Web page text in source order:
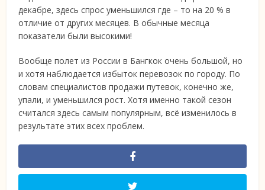
декабре, здесь спрос уменьшился где – то на 20 % в
отличие от других месяцев. В обычные месяца
показатели были высокими!
Вообще полет из России в Бангкок очень большой, но
и хотя наблюдается избыток перевозок по городу. По
словам специалистов продажи путевок, конечно же,
упали, и уменьшился рост. Хотя именно такой сезон
считался здесь самым популярным, всё изменилось в
результате этих всех проблем.